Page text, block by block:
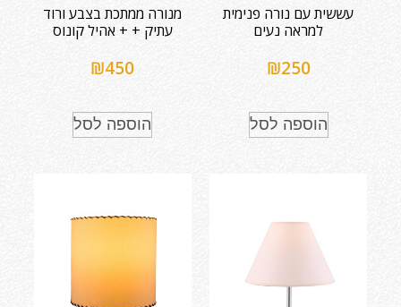
עששית עם נורה פנימית
למראה נעים
₪250
הוספה לסל
מנורה ממתכת בצבע ורוד
עתיק + + אהיל קונוס
₪450
הוספה לסל